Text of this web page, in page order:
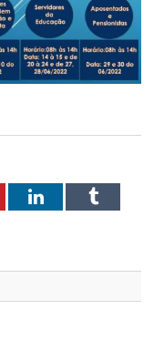
LinkedInTumblr